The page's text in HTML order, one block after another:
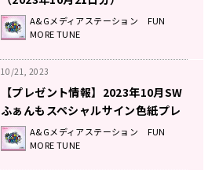
A&Gメディアステーション FUN
MORE TUNE
10/21, 2023
【プレゼント情報】2023年10月SW
ふぁんもスペシャルサイン色紙プレ
ゼント企画A&Gメディアステーション FUN
MORE TUNE